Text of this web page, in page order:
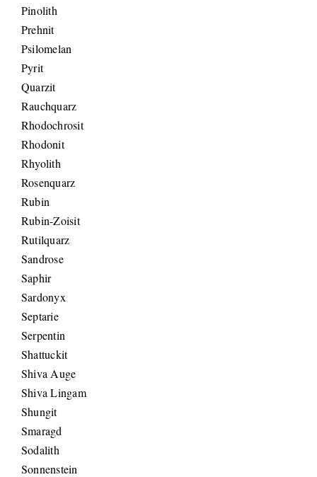
Pinolith
Prehnit
Psilomelan
Pyrit
Quarzit
Rauchquarz
Rhodochrosit
Rhodonit
Rhyolith
Rosenquarz
Rubin
Rubin-Zoisit
Rutilquarz
Sandrose
Saphir
Sardonyx
Septarie
Serpentin
Shattuckit
Shiva Auge
Shiva Lingam
Shungit
Smaragd
Sodalith
Sonnenstein